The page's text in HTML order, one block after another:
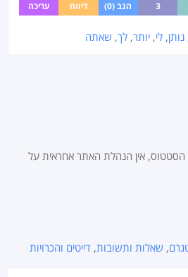
3 הגב (0) דיווח עריכה
נותן,לי,יותר,לך, שאתה
הסטטוס, אין הנהלת האתר אחראית על
, שאלות ותשובות, דייטים והכרויות